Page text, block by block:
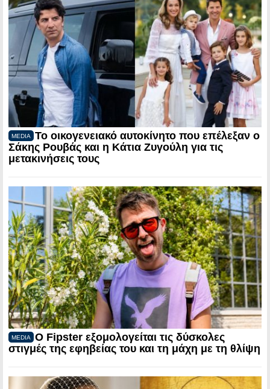
MEDIA
Το οικογενειακό αυτοκίνητο που επέλεξαν ο
Σάκης Ρουβάς και η Κάτια Ζυγούλη για τις
μετακινήσεις τους
MEDIA
Ο Fipster εξομολογείται τις δύσκολες
στιγμές της εφηβείας του και τη μάχη με τη θλίψη